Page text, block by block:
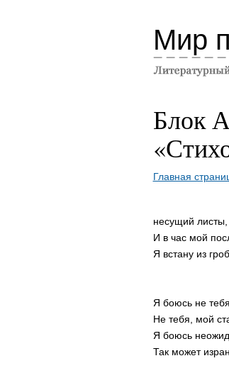
Мир
Блок
Главная
несущий листы,
И в час мой
Я встану из
Я боюсь не
Не тебя, мой
Я боюсь
Так может